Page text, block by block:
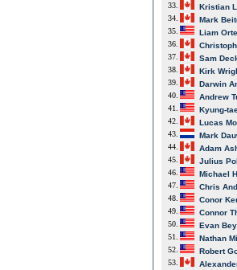
33.
Kristian
34.
Mark
35.
Liam
36.
37.
Sam
38.
Kirk
39.
Darwin
40.
Andrew
41.
Kyung-
42.
Lucas
43.
Mark
44.
Adam
45.
Julius
46.
Michael
47.
Chris
48.
Conor
49.
Connor
50.
Evan
51.
Nathan
52.
Robert
53.